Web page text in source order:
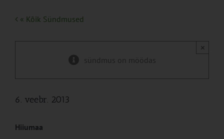
« Kõik Sündmused
sündmus on möödas
×
6. veebr. 2013
Hiiumaa